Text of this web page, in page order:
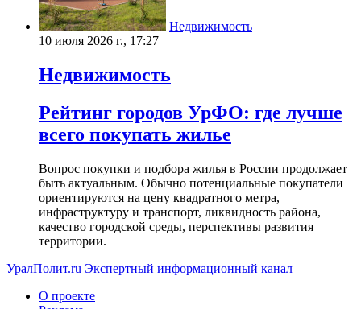
Недвижимость
10 июля 2026 г., 17:27
Недвижимость
Рейтинг городов УрФО: где лучше
всего покупать жилье
Вопрос покупки и подбора жилья в России продолжает
быть актуальным. Обычно потенциальные покупатели
ориентируются на цену квадратного метра,
инфраструктуру и транспорт, ликвидность района,
качество городской среды, перспективы развития
территории.
УралПолит.ru Экспертный информационный канал
О проекте